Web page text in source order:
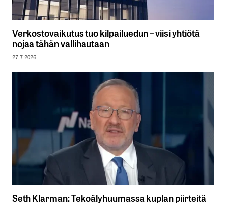
Verkostovaikutus tuo kilpailuedun – viisi yhtiötä
nojaa tähän vallihautaan
27.7.2026
Seth Klarman: Tekoälyhuumassa kuplan piirteitä